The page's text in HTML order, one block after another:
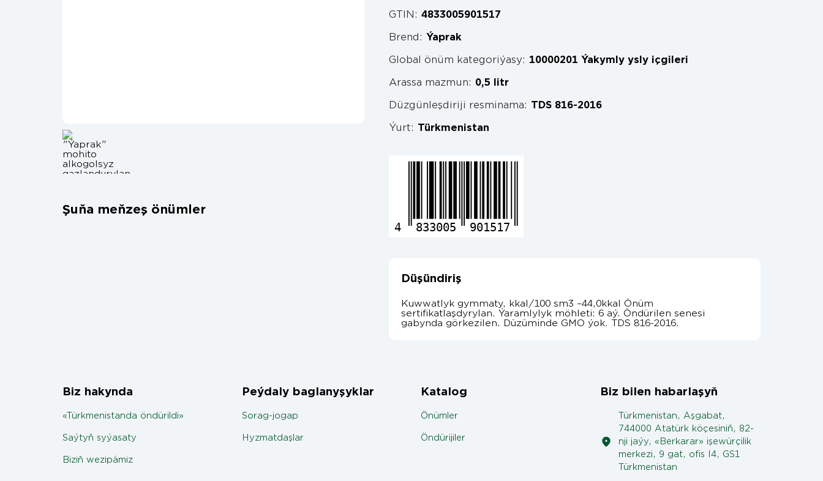
Şuňa meňzeş önümler
GTIN: 4833005901517
Brend: Ýaprak
Global önüm kategoriýasy: 10000201 Ýakymly ysly içgileri
Arassa mazmun: 0,5 litr
Düzgünleşdiriji resminama: TDS 816-2016
Ýurt: Türkmenistan
4 833005 901517
Düşündiriş
Kuwwatlyk gymmaty, kkal/100 sm3 –44,0kkal Önüm
sertifikatlaşdyrylan. Ýaramlylyk möhleti: 6 aý. Öndürilen senesi
gabynda görkezilen. Düzüminde GMO ýok. TDS 816-2016.
Biz hakynda
«Türkmenistanda öndürildi»
Saýtyň syýasaty
Biziň wezipämiz
Peýdaly baglanyşyklar
Sorag-jogap
Hyzmatdaşlar
Katalog
Önümler
Öndürijiler
Biz bilen habarlaşyň
Türkmenistan, Aşgabat,
744000 Atatürk köçesiniň, 82-
nji jaýy, «Berkarar» işewürçilik
merkezi, 9 gat, ofis I4, GS1
Türkmenistan